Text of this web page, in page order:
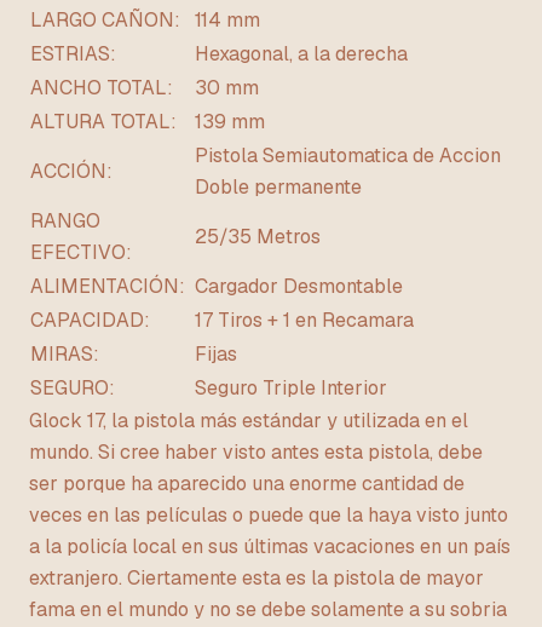
LARGO CAÑON:
114 mm
ESTRIAS:
Hexagonal, a la derecha
ANCHO TOTAL:
30 mm
ALTURA TOTAL:
139 mm
ACCIÓN:
Pistola Semiautomatica de Accion
Doble permanente
RANGO
EFECTIVO:
25/35 Metros
ALIMENTACIÓN: Cargador Desmontable
CAPACIDAD:
17 Tiros + 1 en Recamara
MIRAS:
Fijas
SEGURO:
Seguro Triple Interior
Glock 17, la pistola más estándar y utilizada en el
mundo. Si cree haber visto antes esta pistola, debe
ser porque ha aparecido una enorme cantidad de
veces en las películas o puede que la haya visto junto
a la policía local en sus últimas vacaciones en un país
extranjero. Ciertamente esta es la pistola de mayor
fama en el mundo y no se debe solamente a su sobria